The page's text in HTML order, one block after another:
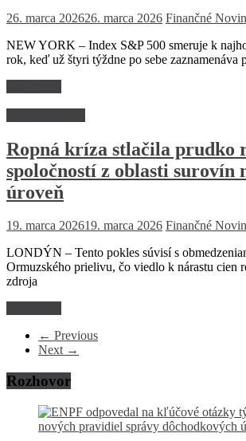
26. marca 202626. marca 2026 Finančné
NEW YORK – Index S&P 500 smeruje k
rok, keď už štyri týždne po sebe zaznamenáva
Ropná kríza stlačila prudko
spoločností z oblasti surovín
úroveň
19. marca 202619. marca 2026 Finančné
LONDÝN – Tento pokles súvisí s
Ormuzského prielivu, čo viedlo k nárastu cien
zdroja
← Previous
Next →
Rozhovor